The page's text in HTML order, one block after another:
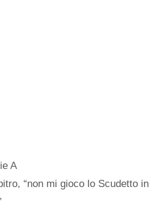
A
“non mi gioco lo Scudetto in